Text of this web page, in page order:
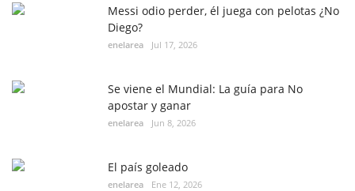
Messi odio perder, él juega con pelotas ¿No
Diego?
enelarea Jul 17, 2026
Se viene el Mundial: La guía para No
apostar y ganar
enelarea Jun 8, 2026
El país goleado
enelarea Ene 12, 2026